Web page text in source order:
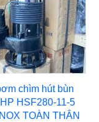
chìm hút bùn
HSF280-11-5
TOÀN THÂN